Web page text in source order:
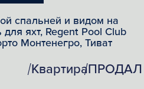
спальней и видом на
яхт, Regent Pool Club
Монтенегро, Тиват
/Квартира
/ПРОДАЛ